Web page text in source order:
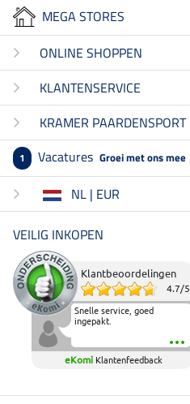
MEGA STORES
ONLINE SHOPPEN
KLANTENSERVICE
KRAMER PAARDENSPORT
1 Vacatures Groei met ons mee
NL | EUR
VEILIG INKOPEN
Klantbeoordelingen
4.7/5
Snelle service, goed
ingepakt.
eKomi Klantenfeedback